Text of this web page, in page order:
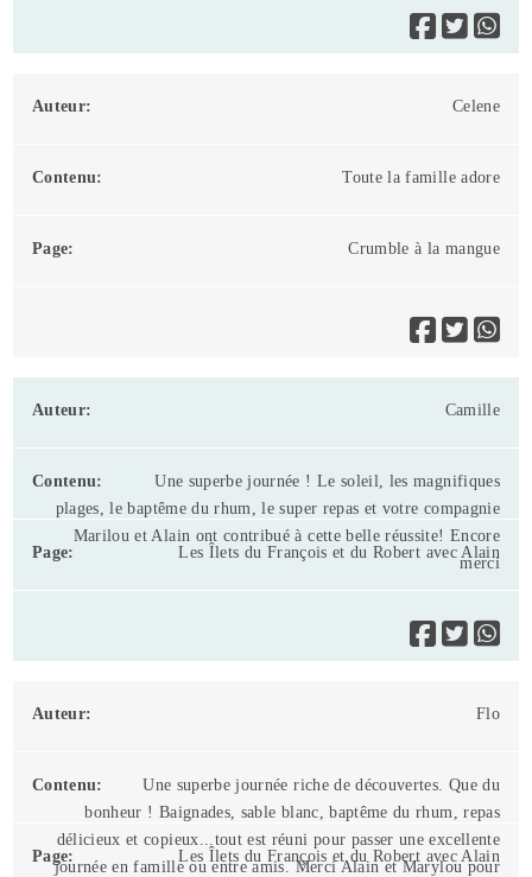
Celene
Toute la famille adore
Crumble à la mangue
Camille
Une superbe journée ! Le soleil, les magnifiques
plages, le baptême du rhum, le super repas et votre compagnie
Marilou et Alain ont contribué à cette belle réussite! Encore
merci
Les Îlets du François et du Robert avec Alain
Flo
Une superbe journée riche de découvertes. Que du
bonheur ! Baignades, sable blanc, baptême du rhum, repas
délicieux et copieux...tout est réuni pour passer une excellente
journée en famille ou entre amis. Merci Alain et Marylou pour
Les Îlets du François et du Robert avec Alain